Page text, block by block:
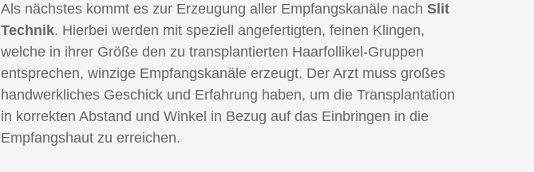
Als nächstes kommt es zur Erzeugung aller Empfangskanäle nach Slit
Technik. Hierbei werden mit speziell angefertigten, feinen Klingen,
welche in ihrer Größe den zu transplantierten Haarfollikel-Gruppen
entsprechen, winzige Empfangskanäle erzeugt. Der Arzt muss großes
handwerkliches Geschick und Erfahrung haben, um die Transplantation
in korrekten Abstand und Winkel in Bezug auf das Einbringen in die
Empfangshaut zu erreichen.